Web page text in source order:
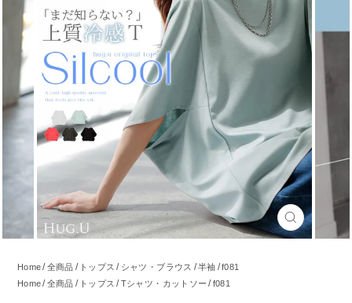
閉
じ
Home 全商品 トップス Tシャツ・カットソー
f081
Home 全商品 トップス シャツ・ブラウス 半袖 f081